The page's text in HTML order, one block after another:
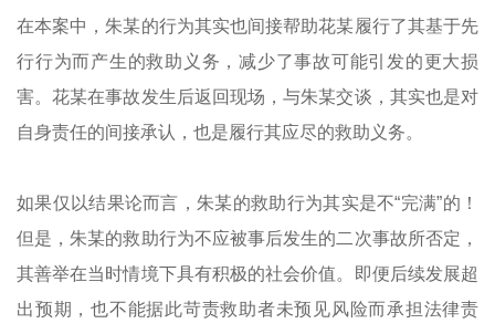
在本案中，朱某的行为其实也间接帮助花某履行了其基于先
行行为而产生的救助义务，减少了事故可能引发的更大损
害。花某在事故发生后返回现场，与朱某交谈，其实也是对
自身责任的间接承认，也是履行其应尽的救助义务。
如果仅以结果论而言，朱某的救助行为其实是不“完满”的！
但是，朱某的救助行为不应被事后发生的二次事故所否定，
其善举在当时情境下具有积极的社会价值。即便后续发展超
出预期，也不能据此苛责救助者未预见风险而承担法律责